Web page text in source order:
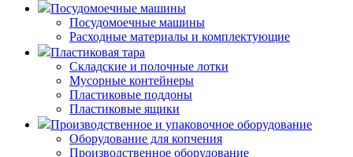
Посудомоечные машины
Посудомоечные машины
Расходные материалы и комплектующие
Пластиковая тара
Складские и полочные лотки
Мусорные контейнеры
Пластиковые поддоны
Пластиковые ящики
Производственное и упаковочное оборудование
Оборудование для копчения
Производственное оборудование